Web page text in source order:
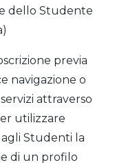
dello Studente
previa
navigazione o
attraverso
utilizzare
Studenti la
di un profilo